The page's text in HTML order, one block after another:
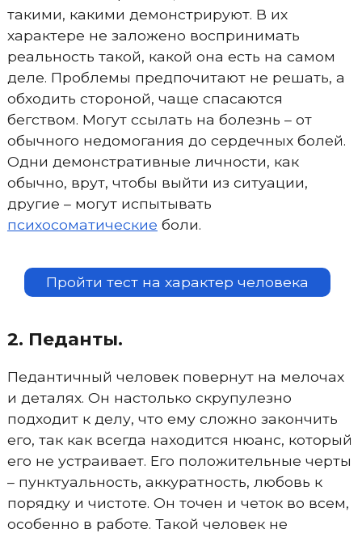
такими, какими демонстрируют. В их
характере не заложено воспринимать
реальность такой, какой она есть на самом
деле. Проблемы предпочитают не решать, а
обходить стороной, чаще спасаются
бегством. Могут ссылать на болезнь – от
обычного недомогания до сердечных болей.
Одни демонстративные личности, как
обычно, врут, чтобы выйти из ситуации,
другие – могут испытывать
психосоматические боли.
Пройти тест на характер человека
2. Педанты.
Педантичный человек повернут на мелочах
и деталях. Он настолько скрупулезно
подходит к делу, что ему сложно закончить
его, так как всегда находится нюанс, который
его не устраивает. Его положительные черты
– пунктуальность, аккуратность, любовь к
порядку и чистоте. Он точен и четок во всем,
особенно в работе. Такой человек не